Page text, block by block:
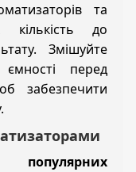
та
кількість до
Змішуйте
перед
забезпечити